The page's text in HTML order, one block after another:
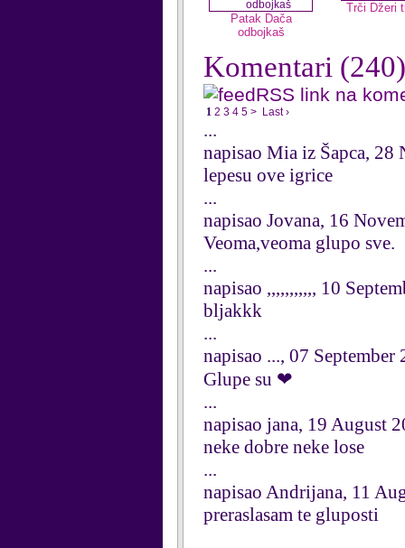
Patak Dača
odbojkaš
Trči Džeri
Komentari (240)
RSS link na
1 2 3 4 5 > Last ›
...
napisao Mia iz Šapca, 28
lepesu ove igrice
...
napisao Jovana, 16
Veoma,veoma glupo sve.
...
napisao ,,,,,,,,,,, 10
bljakkk
...
napisao ..., 07 September
Glupe su ❤
...
napisao jana, 19 August
neke dobre neke lose
...
napisao Andrijana, 11
preraslasam te gluposti